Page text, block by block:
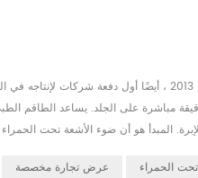
مباشرة على الجلد. يساعد الطاقم
عرض تجارة مخصصة الحمراء